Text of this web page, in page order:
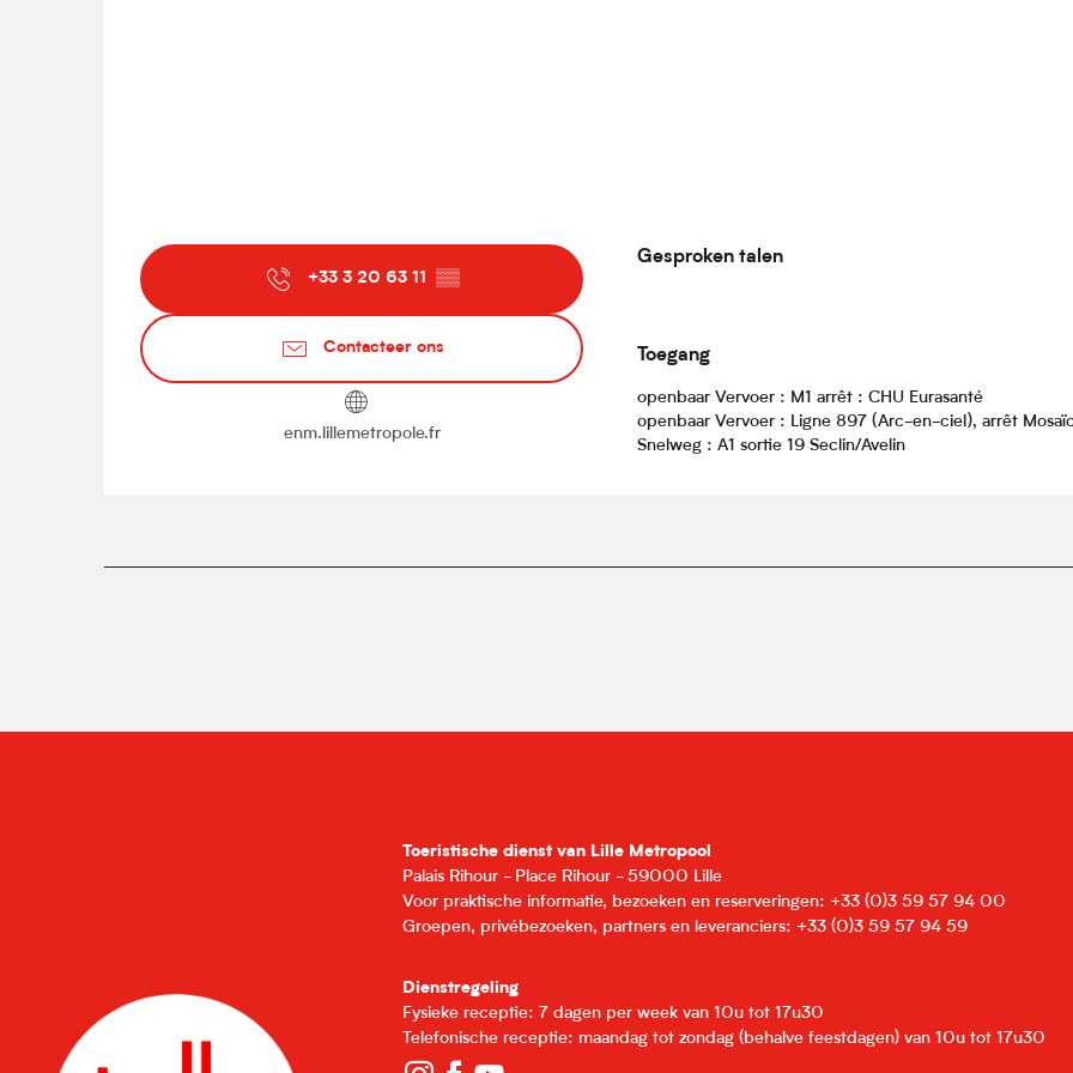
+33 3 20 63 11 ▒▒
Contacteer ons
enm.lillemetropole.fr
Gesproken talen
Gesproken talen
Toegang
Toegang
openbaar Vervoer : M1 arrêt : CHU Eurasanté
openbaar Vervoer : Ligne 897 (Arc-en-ciel), arrêt
Snelweg : A1 sortie 19 Seclin/Avelin
Toeristische dienst van Lille Metropool
Palais Rihour - Place Rihour - 59000 Lille
Voor praktische informatie, bezoeken en reserveringen: +33 (0)3 59 57 94 00
Groepen, privébezoeken, partners en leveranciers: +33 (0)3 59 57 94 59
Dienstregeling
Fysieke receptie: 7 dagen per week van 10u tot 17u30
Telefonische receptie: maandag tot zondag (behalve feestdagen) van 10u tot 17u30